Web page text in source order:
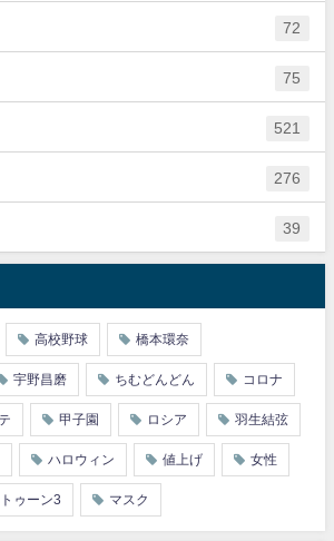
72
75
521
276
39
高校野球 橋本環奈
宇野昌磨 ちむどんどん コロナ
甲子園 ロシア 羽生結弦
ハロウィン 値上げ 女性
ゥーン3 マスク